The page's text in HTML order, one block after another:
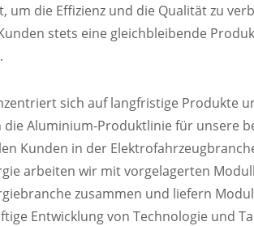
um die Effizienz und die Qualität zu
stets eine gleichbleibende
sich auf langfristige Produkte
die Aluminium-Produktlinie für unsere
Kunden in der
arbeiten wir mit vorgelagerten
zusammen und liefern
Entwicklung von Technologie und